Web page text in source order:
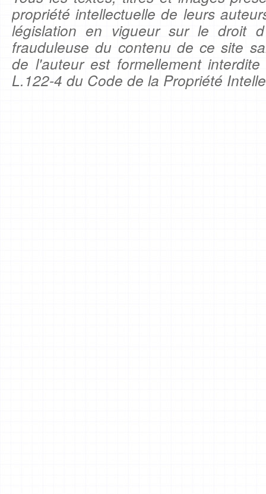
propriété intellectuelle de leurs
législation en vigueur sur le droit
frauduleuse du contenu de ce site
de l'auteur est formellement
L.122-4 du Code de la Propriété